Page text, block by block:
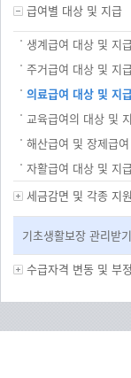
급여별 대상 및 지급
생계급여 대상 및 지
주거급여 대상 및 지
의료급여 대상 및 지
교육급여의 대상 및
해산급여 및 장제급여
자활급여 대상 및 지
세금감면 및 각종 지
기초생활보장 관리받기
수급자격 변동 및 부